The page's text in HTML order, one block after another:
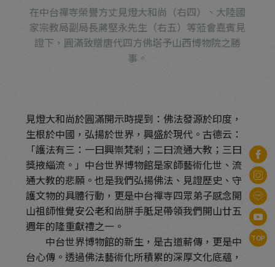
在中台禪寺榮譽方丈見燈大和尚（右四）、大陸國
家宗教局副局長蔣堅永先生（右五）等蒞會嘉賓見
證下，圓滿致贈唐代四方佛塔予山西博物院之勝
事。
見燈大和尚於圓滿開示時提到：佛法發源於印度，
生根於中國，弘揚於世界，興盛於現代。古德云：
「護法有三：一曰興崇梵剎；二曰流通大教；三曰
獎掖緇流。」中台世界博物館是家師藝術化世、流
通大教的悲願。也是我們弘揚佛法、見證歷史、守
護文物的具體行動，更是中台禪寺四眾弟子感念開
山祖師惟覺安公老和尚胼手胝足帶領我們開山廿五
週年的隆重獻禮之一。
中台世界博物館的新生，是古道薪傳，更是中
台心傳。透過佛法藝術化所積累的深厚文化底蘊，
TOP